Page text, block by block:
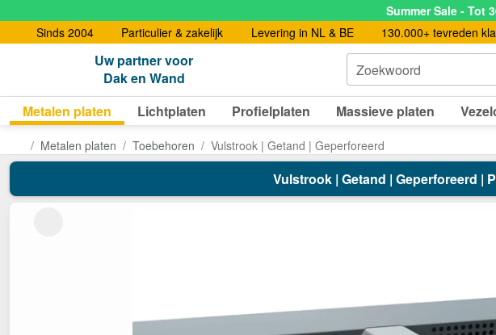
Summer Sale - Tot
Sinds 2004
Particulier & zakelijk Levering in NL & BE 130.000+ tevreden
Uw partner voor
Dak en Wand
Zoekwoord
Metalen platen Lichtplaten Profielplaten Massieve platen
Metalen platen Toebehoren Vulstrook | Getand | Geperforeerd
Vulstrook | Getand | Geperforeerd |